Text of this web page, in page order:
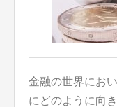
金融の世界にお
にどのように向き